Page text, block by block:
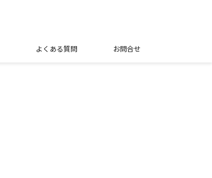
よくある質問 お問合せ